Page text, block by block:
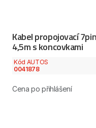
Kabel propojovací
4,5m s koncovkami
Kód AUTOS
0041878
Cena po přihlášení